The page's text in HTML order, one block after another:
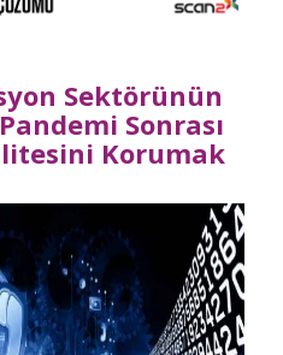
Sektörünün
Sonrası
Korumak